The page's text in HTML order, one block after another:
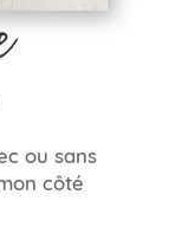
ou sans
côté